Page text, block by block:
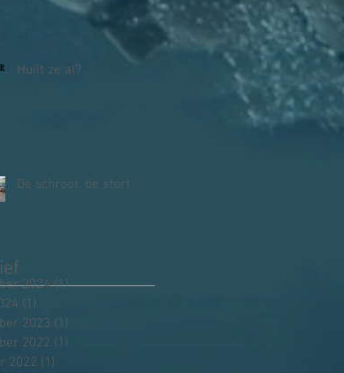
Huilt ze al?
De schroot, de stort
2024 (1)1 post
(1)
2023 (1)
2022 (1)
2022 (1)